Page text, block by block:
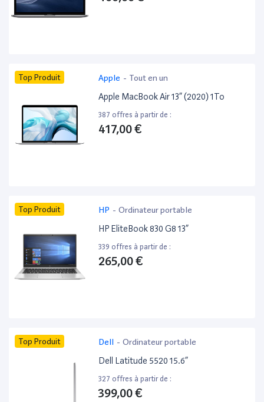
Top Produit Apple - Tout en un
Apple MacBook Air 13” (2020) 1To
387 offres à partir de :
417,00 €
Top Produit HP - Ordinateur portable
HP EliteBook 830 G8 13”
339 offres à partir de :
265,00 €
Top Produit Dell - Ordinateur portable
Dell Latitude 5520 15.6”
327 offres à partir de :
399,00 €